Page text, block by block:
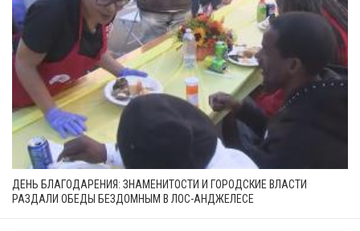
ДЕНЬ БЛАГОДАРЕНИЯ: ЗНАМЕНИТОСТИ И ГОРОДСКИЕ ВЛАСТИ
РАЗДАЛИ ОБЕДЫ БЕЗДОМНЫМ В ЛОС-АНДЖЕЛЕСЕ